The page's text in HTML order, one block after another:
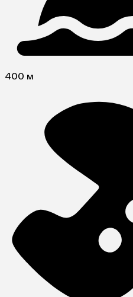
400 м